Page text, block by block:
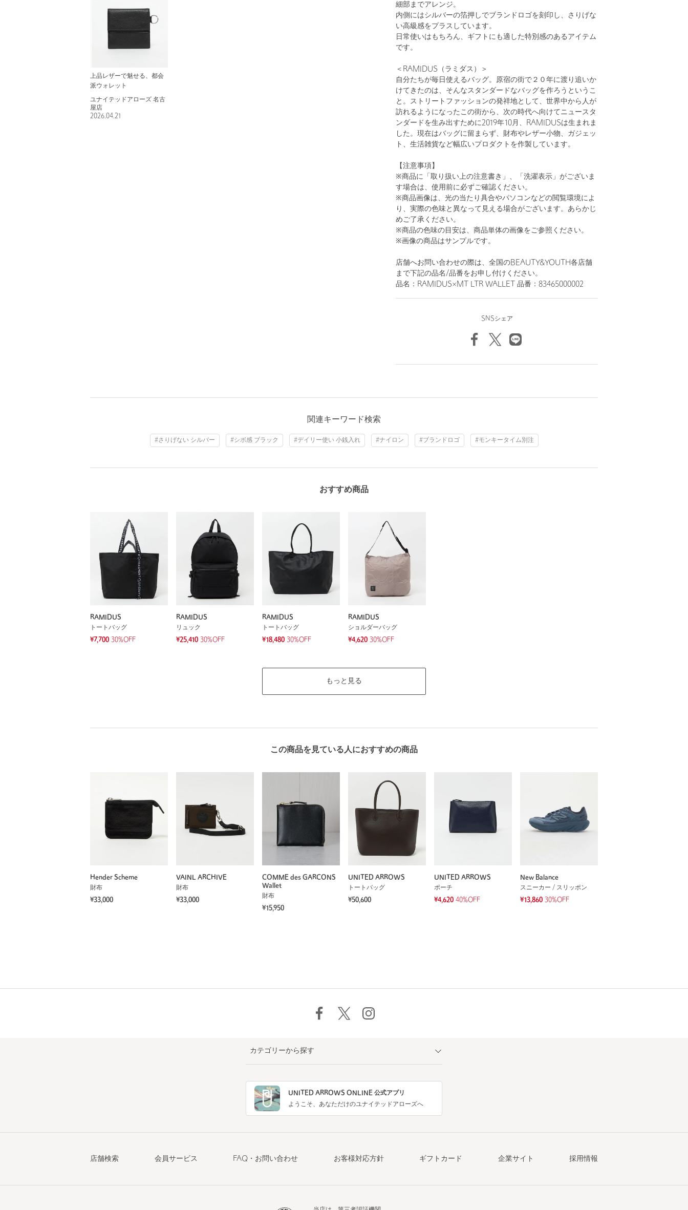
細部までアレンジ。
内側にはシルバーの箔押しでブランドロゴを刻印し、さりげな
い高級感をプラスしています。
日常使いはもちろん、ギフトにも適した特別感のあるアイテム
です。
＜RAMIDUS（ラミダス）＞
自分たちが毎日使えるバッグ。原宿の街で２０年に渡り追いか
けてきたのは、そんなスタンダードなバッグを作ろうというこ
と。ストリートファッションの発祥地として、世界中から人が
訪れるようになったこの街から、次の時代へ向けてニュースタ
ンダードを生み出すために2019年10月、RAMIDUSは生まれま
した。現在はバッグに留まらず、財布やレザー小物、ガジェッ
ト、生活雑貨など幅広いプロダクトを作製しています。
【注意事項】
※商品に「取り扱い上の注意書き」、「洗濯表示」がございま
す場合は、使用前に必ずご確認ください。
※商品画像は、光の当たり具合やパソコンなどの閲覧環境によ
り、実際の色味と異なって見える場合がございます。あらかじ
めご了承ください。
※商品の色味の目安は、商品単体の画像をご参照ください。
※画像の商品はサンプルです。
店舗へお問い合わせの際は、全国のBEAUTY&YOUTH各店舗
まで下記の品名/品番をお申し付けください。
品名：RAMIDUS×MT LTR WALLET 品番：83465000002
SNSシェア
上品レザーで魅せる、都会
派ウォレット
ユナイテッドアローズ 名古
屋店
2026.04.21
関連キーワード検索
#さりげない シルバー #シボ感 ブラック #デイリー使い 小銭入れ #ナイロン #ブランドロゴ #モンキータイム別注
おすすめ商品
RAMIDUS
トートバッグ
¥7,700 30%OFF
RAMIDUS
リュック
¥25,410 30%OFF
RAMIDUS
トートバッグ
¥18,480 30%OFF
RAMIDUS
ショルダーバッグ
¥4,620 30%OFF
もっと見る
この商品を見ている人におすすめの商品
Hender Scheme
財布
¥33,000
VAINL ARCHIVE
財布
¥33,000
COMME des GARCONS
Wallet
財布
¥15,950
UNITED ARROWS
トートバッグ
¥50,600
UNITED ARROWS
ポーチ
¥4,620 40%OFF
New Balance
スニーカー / スリッポン
¥13,860 30%OFF
カテゴリーから探す
UNITED ARROWS ONLINE 公式アプリ
ようこそ、あなただけのユナイテッドアローズへ
店舗検索 会員サービス FAQ・お問い合わせ お客様対応方針 ギフトカード 企業サイト 採用情報